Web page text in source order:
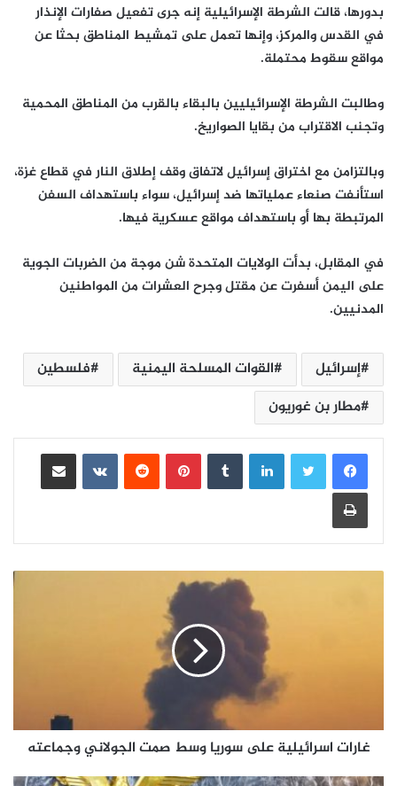
بدورها، قالت الشرطة الإسرائيلية إنه جرى تفعيل صفارات الإنذار
في القدس والمركز، وإنها تعمل على تمشيط المناطق بحثا عن
مواقع سقوط محتملة.
وطالبت الشرطة الإسرائيليين بالبقاء بالقرب من المناطق المحمية
وتجنب الاقتراب من بقايا الصواريخ.
وبالتزامن مع اختراق إسرائيل لاتفاق وقف إطلاق النار في قطاع غزة،
استأنفت صنعاء عملياتها ضد إسرائيل، سواء باستهداف السفن
المرتبطة بها أو باستهداف مواقع عسكرية فيها.
في المقابل، بدأت الولايات المتحدة شن موجة من الضربات الجوية
على اليمن أسفرت عن مقتل وجرح العشرات من المواطنين
المدنيين.
إسرائيل القوات المسلحة اليمنية
فلسطين
مطار بن غوريون
لينكدإن بينتيريست
مشاركة عبر البريد
طباعة
غارات اسرائيلية على سوريا وسط صمت الجولاني وجماعته